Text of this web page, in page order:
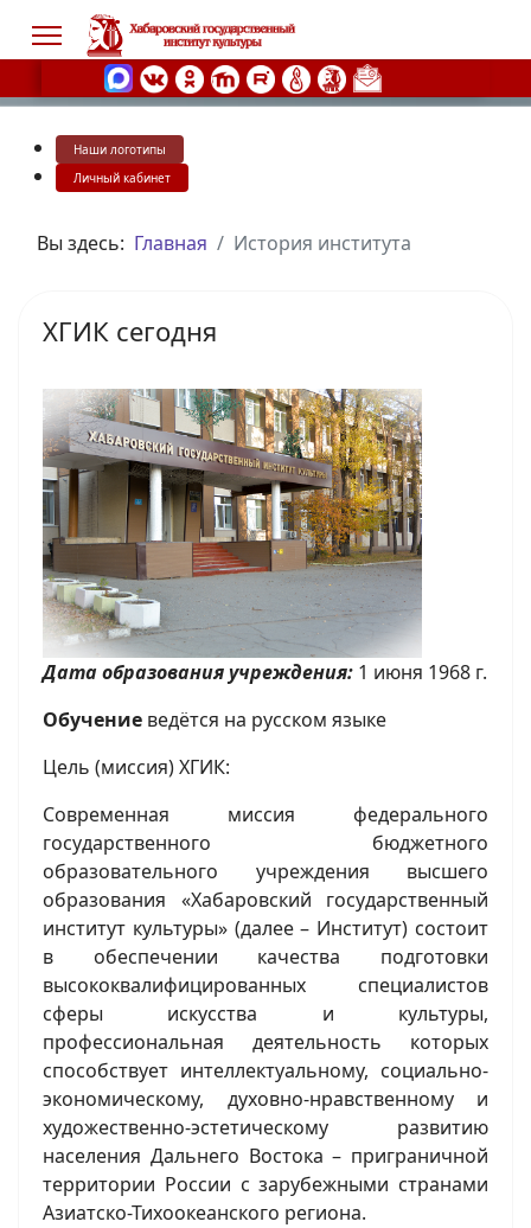
Наши логотипы
Личный кабинет
Вы здесь: Главная История института
ХГИК сегодня
Дата образования учреждения: 1 июня 1968 г.
Обучение ведётся на русском языке
Цель (миссия) ХГИК:
Современная миссия федерального
государственного бюджетного
образовательного учреждения высшего
образования «Хабаровский государственный
институт культуры» (далее – Институт) состоит
в обеспечении качества подготовки
высококвалифицированных специалистов
сферы искусства и культуры,
профессиональная деятельность которых
способствует интеллектуальному, социально-
экономическому, духовно-нравственному и
художественно-эстетическому развитию
населения Дальнего Востока – приграничной
территории России с зарубежными странами
Азиатско-Тихоокеанского региона.